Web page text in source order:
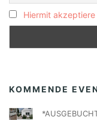
Hiermit
KOMMENDE